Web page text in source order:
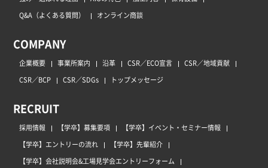
Q&A（よくある質問）
オンライン商談
COMPANY
企業概要 事業所案内 沿革 CSR／ECO宣言
CSR／地域貢献
CSR／BCP
CSR／SDGs トップメッセージ
RECRUIT
採用情報 【学卒】募集要項
【学卒】イベント・セミナー情報
【学卒】エントリーの流れ
【学卒】先輩紹介
【学卒】会社説明会&工場見学会エントリーフォーム